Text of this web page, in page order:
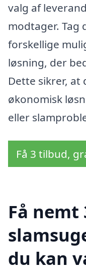
valg af
modtager. Tag
forskellige
løsning, der
Dette sikrer, at
økonomisk
eller
Få 3 tilbud,
Få
du kan